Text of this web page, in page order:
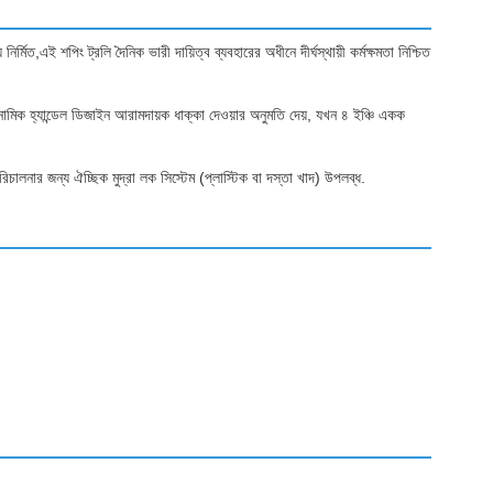
শপিং ট্রলি দৈনিক ভারী দায়িত্ব ব্যবহারের অধীনে দীর্ঘস্থায়ী কর্মক্ষমতা নিশ্চিত
হ্যান্ডেল ডিজাইন আরামদায়ক ধাক্কা দেওয়ার অনুমতি দেয়, যখন ৪ ইঞ্চি একক
জন্য ঐচ্ছিক মুদ্রা লক সিস্টেম (প্লাস্টিক বা দস্তা খাদ) উপলব্ধ.